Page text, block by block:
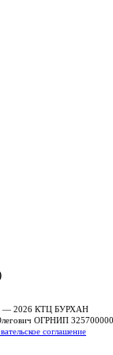
— 2026 КТЦ БУРХАН
ОГРНИП
соглашение